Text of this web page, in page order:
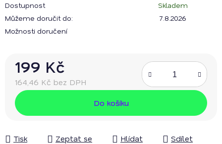
Dostupnost
Skladem
Můžeme doručit do:
7.8.2026
Možnosti doručení
199 Kč
164,46 Kč bez DPH
Měrná cena:
Do košíku
Tisk Zeptat se Hlídat Sdílet